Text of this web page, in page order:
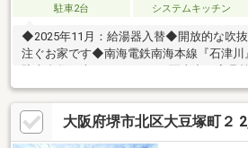
駐車2台
システムキッチン
◆2025年11月：給湯器入替◆開放的な吹抜
注ぐお家です◆南海電鉄南海本線『石津川
に含まれません【周辺環境】●堺市立浜寺
市立浜寺南中学校まで約2600ｍ●セブン-
店まで約600ｍ●ウエルシア堺諏訪ノ森店ま
ン諏訪の森店まで約750ｍ●サンディ 諏訪
大阪府堺市北区大豆塚町２